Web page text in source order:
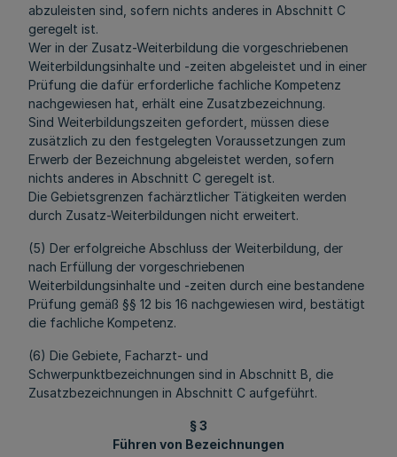
abzuleisten sind, sofern nichts anderes in Abschnitt C
geregelt ist.
Wer in der Zusatz-Weiterbildung die vorgeschriebenen
Weiterbildungsinhalte und -zeiten abgeleistet und in einer
Prüfung die dafür erforderliche fachliche Kompetenz
nachgewiesen hat, erhält eine Zusatzbezeichnung.
Sind Weiterbildungszeiten gefordert, müssen diese
zusätzlich zu den festgelegten Voraussetzungen zum
Erwerb der Bezeichnung abgeleistet werden, sofern
nichts anderes in Abschnitt C geregelt ist.
Die Gebietsgrenzen fachärztlicher Tätigkeiten werden
durch Zusatz-Weiterbildungen nicht erweitert.
(5) Der erfolgreiche Abschluss der Weiterbildung, der
nach Erfüllung der vorgeschriebenen
Weiterbildungsinhalte und -zeiten durch eine bestandene
Prüfung gemäß §§ 12 bis 16 nachgewiesen wird, bestätigt
die fachliche Kompetenz.
(6) Die Gebiete, Facharzt- und
Schwerpunktbezeichnungen sind in Abschnitt B, die
Zusatzbezeichnungen in Abschnitt C aufgeführt.
§ 3
Führen von Bezeichnungen